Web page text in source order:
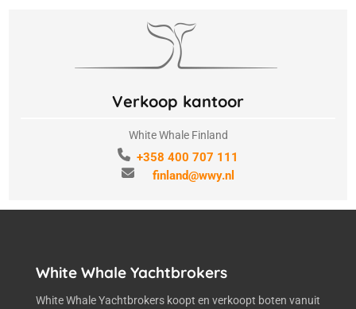
Verkoop kantoor
White Whale Finland
+358 400 707 111
finland@wwy.nl
White Whale Yachtbrokers
White Whale Yachtbrokers koopt en verkoopt boten vanuit